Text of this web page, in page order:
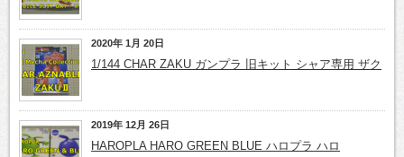
2020年 1月 20日
1/144 CHAR ZAKU ガンプラ 旧キット シャア専用 ザク
2019年 12月 26日
HAROPLA HARO GREEN BLUE ハロプラ ハロ